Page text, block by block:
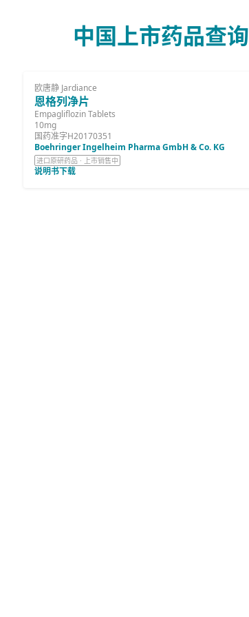
中国上市药品查询
欧唐静 Jardiance
恩格列净片
Empagliflozin Tablets
10mg
国药准字H20170351
Boehringer Ingelheim Pharma GmbH & Co. KG
进口原研药品 · 上市销售中
说明书下载